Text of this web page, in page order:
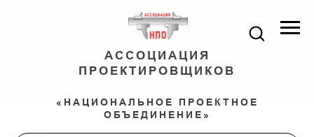
АССОЦИАЦИЯ
ПРОЕКТИРОВЩИКОВ
«НАЦИОНАЛЬНОЕ ПРОЕКТНОЕ
ОБЪЕДИНЕНИЕ»